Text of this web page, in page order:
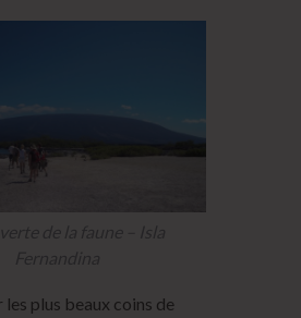
les plus beaux coins de